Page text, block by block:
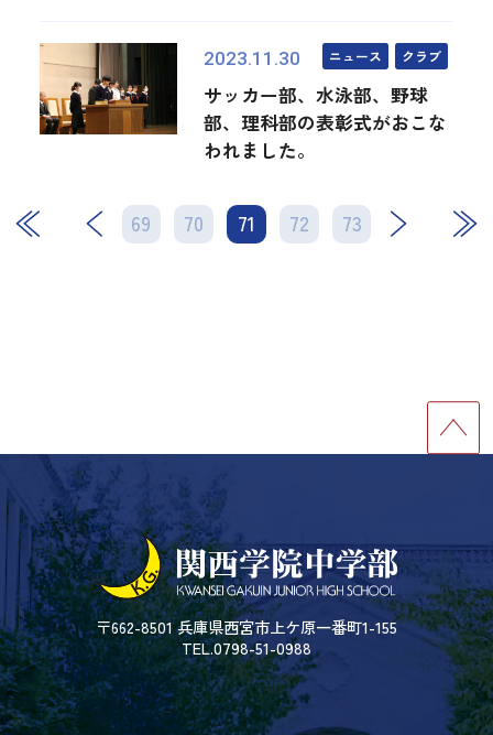
2023.11.30 ニュース クラブ
サッカー部、水泳部、野球
部、理科部の表彰式がおこな
われました。
69 70 71 72 73
次 最後
〒662-8501 兵庫県西宮市上ケ原一番町1-155
TEL.0798-51-0988